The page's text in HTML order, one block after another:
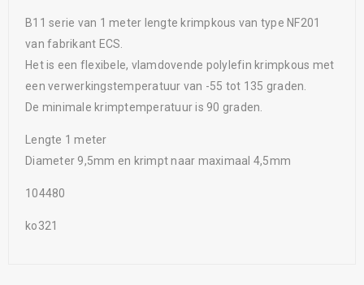
B11 serie van 1 meter lengte krimpkous van type NF201
van fabrikant ECS.
Het is een flexibele, vlamdovende polylefin krimpkous met
een verwerkingstemperatuur van -55 tot 135 graden.
De minimale krimptemperatuur is 90 graden.
Lengte 1 meter
Diameter 9,5mm en krimpt naar maximaal 4,5mm
104480
ko321